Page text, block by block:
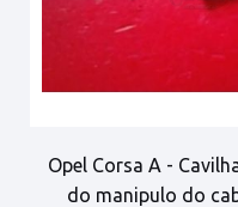
Opel Corsa A -
do manipulo do